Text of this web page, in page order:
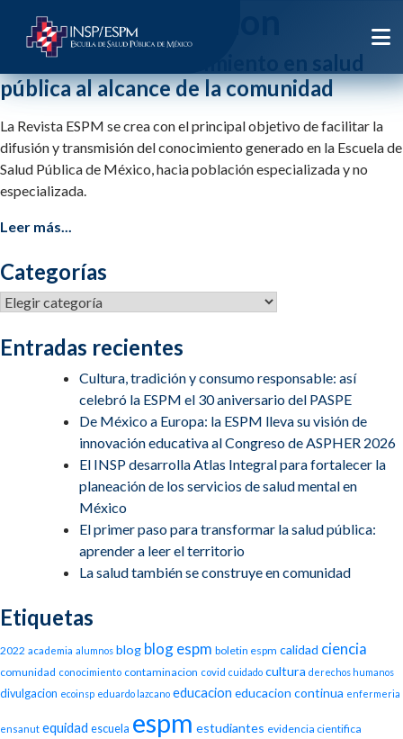
Etiqueta:
Revista ESPM: conocimiento en salud
pública al alcance de la comunidad
La Revista ESPM se crea con el principal objetivo de facilitar la
difusión y transmisión del conocimiento generado en la Escuela de
Salud Pública de México, hacia población especializada y no
especializada.
Leer más...
Categorías
Categorías
Entradas recientes
Cultura, tradición y consumo responsable: así
celebró la ESPM el 30 aniversario del PASPE
De México a Europa: la ESPM lleva su visión de
innovación educativa al Congreso de ASPHER 2026
El INSP desarrolla Atlas Integral para fortalecer la
planeación de los servicios de salud mental en
México
El primer paso para transformar la salud pública:
aprender a leer el territorio
La salud también se construye en comunidad
Etiquetas
2022 academia alumnos blog blog espm boletin espm calidad ciencia
comunidad conocimiento contaminacion covid cuidado cultura derechos humanos
divulgacion ecoinsp eduardo lazcano educacion educacion continua enfermeria
ensanut equidad escuela espm estudiantes evidencia cientifica